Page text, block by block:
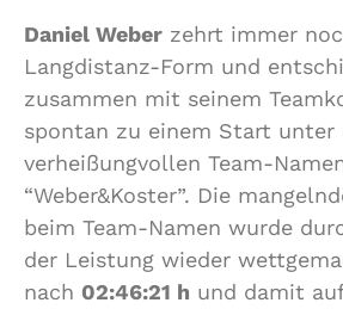
Daniel Weber zehrt immer
Langdistanz-Form und
zusammen mit seinem
spontan zu einem Start unter
verheißungvollen Team-
“Weber&Koster”. Die
beim Team-Namen wurde
der Leistung wieder
nach 02:46:21 h und damit